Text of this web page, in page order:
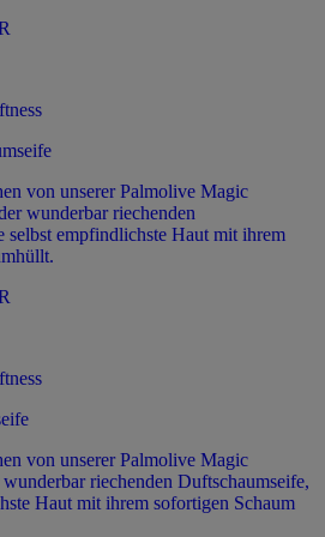
von unserer Palmolive Magic
wunderbar riechenden
selbst empfindlichste Haut mit ihrem
von unserer Palmolive Magic
wunderbar riechenden Duftschaumseife,
Haut mit ihrem sofortigen Schaum